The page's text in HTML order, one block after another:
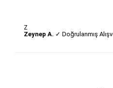
Z
Zeynep A. ✓ Doğrulanmış